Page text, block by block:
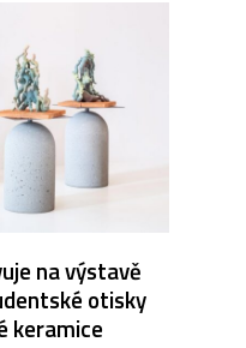
na výstavě
otisky
keramice